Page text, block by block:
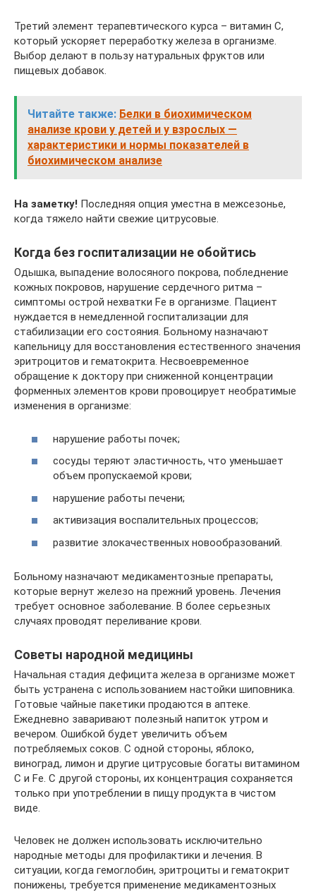
Третий элемент терапевтического курса – витамин C,
который ускоряет переработку железа в организме.
Выбор делают в пользу натуральных фруктов или
пищевых добавок.
Читайте также: Белки в биохимическом
анализе крови у детей и у взрослых —
характеристики и нормы показателей в
биохимическом анализе
На заметку! Последняя опция уместна в межсезонье,
когда тяжело найти свежие цитрусовые.
Когда без госпитализации не обойтись
Одышка, выпадение волосяного покрова, побледнение
кожных покровов, нарушение сердечного ритма –
симптомы острой нехватки Fe в организме. Пациент
нуждается в немедленной госпитализации для
стабилизации его состояния. Больному назначают
капельницу для восстановления естественного значения
эритроцитов и гематокрита. Несвоевременное
обращение к доктору при сниженной концентрации
форменных элементов крови провоцирует необратимые
изменения в организме:
нарушение работы почек;
сосуды теряют эластичность, что уменьшает
объем пропускаемой крови;
нарушение работы печени;
активизация воспалительных процессов;
развитие злокачественных новообразований.
Больному назначают медикаментозные препараты,
которые вернут железо на прежний уровень. Лечения
требует основное заболевание. В более серьезных
случаях проводят переливание крови.
Советы народной медицины
Начальная стадия дефицита железа в организме может
быть устранена с использованием настойки шиповника.
Готовые чайные пакетики продаются в аптеке.
Ежедневно заваривают полезный напиток утром и
вечером. Ошибкой будет увеличить объем
потребляемых соков. С одной стороны, яблоко,
виноград, лимон и другие цитрусовые богаты витамином
C и Fe. С другой стороны, их концентрация сохраняется
только при употреблении в пищу продукта в чистом
виде.
Человек не должен использовать исключительно
народные методы для профилактики и лечения. В
ситуации, когда гемоглобин, эритроциты и гематокрит
понижены, требуется применение медикаментозных